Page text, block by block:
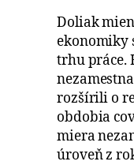
Doliak
ekonomiky
trhu práce.
rozšírili o
obdobia
miera
úroveň z